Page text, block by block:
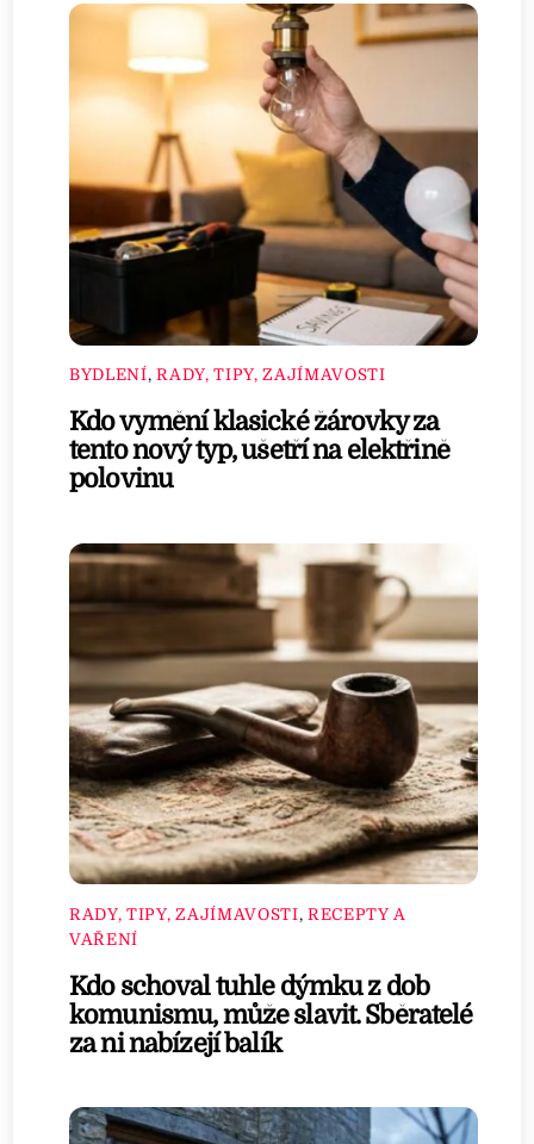
BYDLENÍ,RADY, TIPY, ZAJÍMAVOSTI
Kdo vymění klasické žárovky za
tento nový typ, ušetří na elektřině
polovinu
RADY, TIPY, ZAJÍMAVOSTI, RECEPTY A
VAŘENÍ
Kdo schoval tuhle dýmku z dob
komunismu, může slavit. Sběratelé
za ni nabízejí balík